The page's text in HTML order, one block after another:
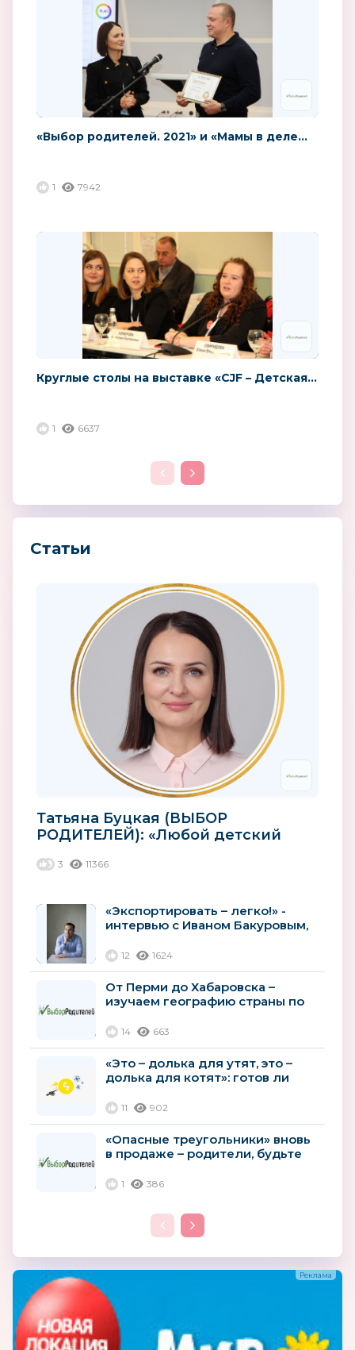
«Выбор родителей. 2021» и «Мамы в деле...
1 7942
Круглые столы на выставке «CJF – Детская...
1 6637
Статьи
Татьяна Буцкая (ВЫБОР
РОДИТЕЛЕЙ): «Любой детский
качественным»
3 11366
«Экспортировать – легко!» -
интервью с Иваном Бакуровым,
12 1624
От Перми до Хабаровска –
изучаем географию страны по
14 663
«Это – долька для утят, это –
долька для котят»: готов ли
11 902
«Опасные треугольники» вновь
в продаже – родители, будьте
1 386